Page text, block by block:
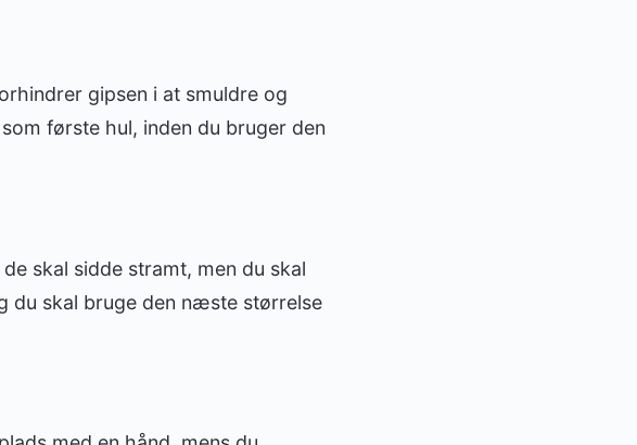
gipsen i at smuldre og
første hul, inden du bruger den
skal sidde stramt, men du skal
du skal bruge den næste størrelse